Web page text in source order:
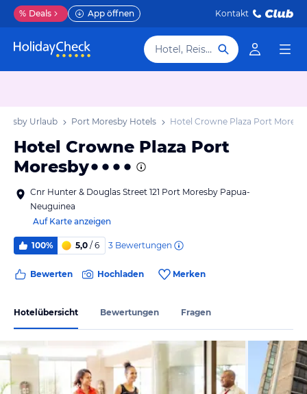
% Deals App öffnen Kontakt
Hotel, Reiseziel
Urlaub Port Moresby Hotels Hotel Crowne Plaza Port
Hotel Crowne Plaza Port
Moresby
Cnr Hunter & Douglas Street 121 Port Moresby Papua-
Neuguinea
Auf Karte anzeigen
100% 5,0 / 6 3 Bewertungen
Bewerten Hochladen Merken
Hotelübersicht Bewertungen Fragen